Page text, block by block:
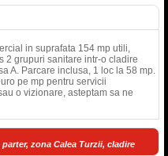
in suprafata 154 mp utili,
2 grupuri sanitare intr-o cladire
A. Parcare inclusa, 1 loc la 58 mp.
pe mp pentru servicii
o vizionare, asteptam sa ne
zona Calea Turzii, cladire